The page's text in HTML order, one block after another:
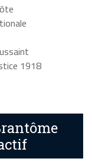
1918